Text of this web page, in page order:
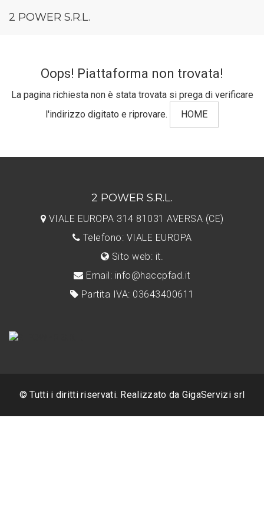
2 POWER S.R.L.
Oops! Piattaforma non trovata!
La pagina richiesta non è stata trovata si prega di verificare
l'indirizzo digitato e riprovare.
HOME
2 POWER S.R.L.
VIALE EUROPA 314 81031 AVERSA (CE)
Telefono: VIALE EUROPA
Sito web: it.
Email: info@haccpfad.it
Partita IVA: 03643400611
© Tutti i diritti riservati. Realizzato da GigaServizi srl